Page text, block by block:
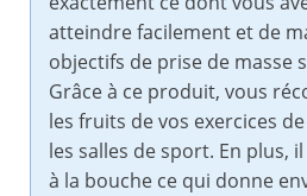
atteindre facilement et de
objectifs de prise de masse
Grâce à ce produit, vous
les fruits de vos exercices
les salles de sport. En plus,
à la bouche ce qui donne